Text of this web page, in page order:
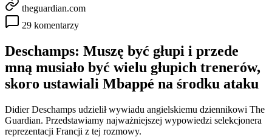
theguardian.com
29 komentarzy
Deschamps: Muszę być głupi i przede
mną musiało być wielu głupich trenerów,
skoro ustawiali Mbappé na środku ataku
Didier Deschamps udzielił wywiadu angielskiemu dziennikowi The
Guardian. Przedstawiamy najważniejszej wypowiedzi selekcjonera
reprezentacji Francji z tej rozmowy.